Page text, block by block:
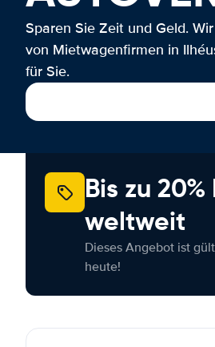
Sparen Sie Zeit und Geld.
von Mietwagenfirmen in
für Sie.
Bis zu
weltweit
Dieses Angebot ist
heute!